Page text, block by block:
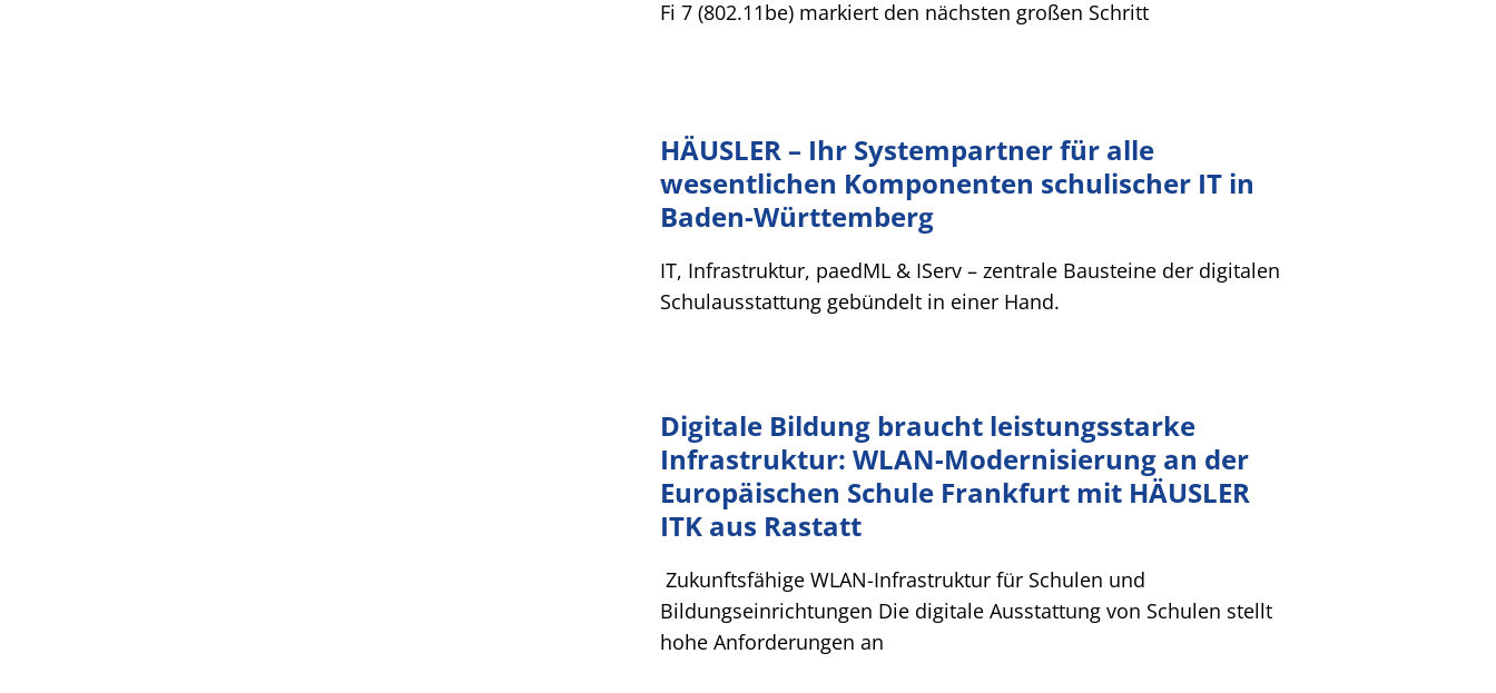
Fi 7 (802.11be) markiert den nächsten großen Schritt
HÄUSLER – Ihr Systempartner für alle
wesentlichen Komponenten schulischer IT in
Baden-Württemberg
IT, Infrastruktur, paedML & IServ – zentrale Bausteine der digitalen
Schulausstattung gebündelt in einer Hand.
Digitale Bildung braucht leistungsstarke
Infrastruktur: WLAN-Modernisierung an der
Europäischen Schule Frankfurt mit HÄUSLER
ITK aus Rastatt
Zukunftsfähige WLAN-Infrastruktur für Schulen und
Bildungseinrichtungen Die digitale Ausstattung von Schulen stellt
hohe Anforderungen an